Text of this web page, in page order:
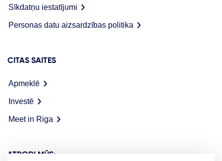
Sīkdatņu iestatījumi
Personas datu aizsardzības politika
CITAS SAITES
Apmeklē
Investē
Meet in Riga
ATRODI MŪS: